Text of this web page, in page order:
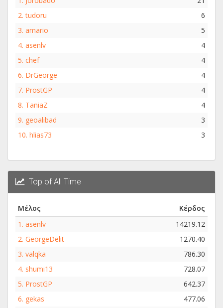
2.tudoru
6
3. amario
5
4. asenlv
4
5. chef
4
6. DrGeorge
4
7. ProstGP
4
8. TaniaZ
4
9. geoalibad
3
10. hlias73 3
Top of All Time
Μέλος
Κέρδος
1. asenlv
14219.12
2. GeorgeDelit
1270.40
3. valqka
786.30
4. shumi13
728.07
5. ProstGP
642.37
6. gekas
477.06